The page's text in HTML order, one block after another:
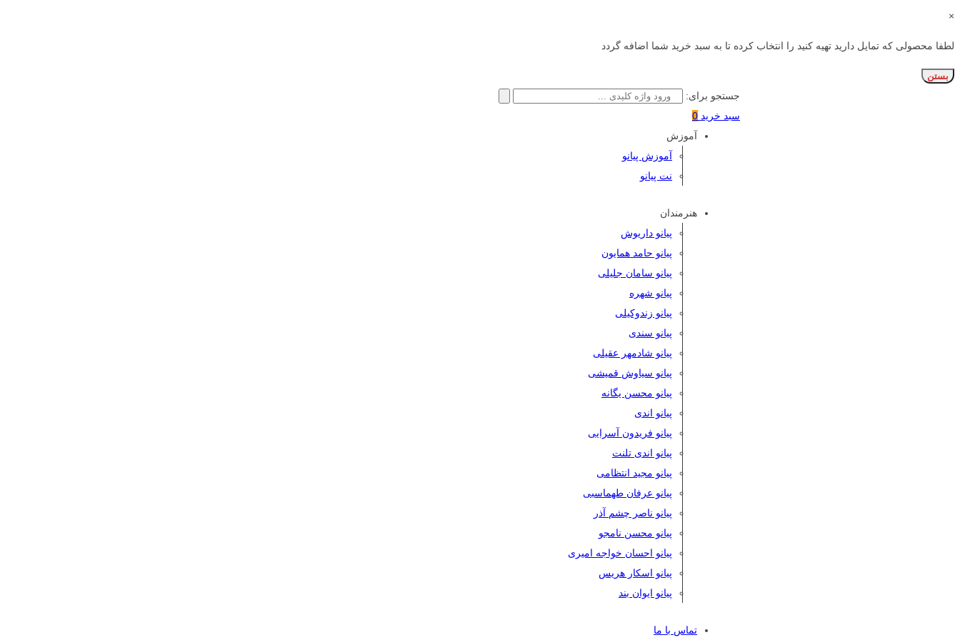
×
لطفا محصولی که تمایل دارید تهیه کنید را انتخاب کرده تا به سبد خرید شما اضافه گردد
بستن
جستجو برای:
سبد خرید 0
آموزش
آموزش پیانو
نت پیانو
هنرمندان
پیانو داریوش
پیانو حامد همایون
پیانو سامان جلیلی
پیانو شهره
پیانو زندوکیلی
پیانو سندی
پیانو شادمهر عقیلی
پیانو سیاوش قمیشی
پیانو محسن یگانه
پیانو اندی
پیانو فریدون آسرایی
پیانو اندی تلنت
پیانو مجید انتظامی
پیانو عرفان طهماسبی
پیانو ناصر چشم آذر
پیانو محسن نامجو
پیانو احسان خواجه امیری
پیانو اسکار هریس
پیانو ایوان بند
تماس با ما